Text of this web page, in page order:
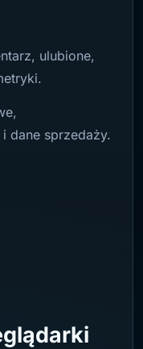
ulubione,
dane sprzedaży.